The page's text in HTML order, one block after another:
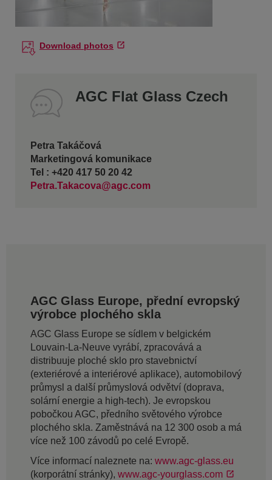
Download photos
AGC Flat Glass Czech
Petra Takáčová
Marketingová komunikace
Tel : +420 417 50 20 42
Petra.Takacova@agc.com
AGC Glass Europe, přední evropský
výrobce plochého skla
AGC Glass Europe se sídlem v belgickém
Louvain-La-Neuve vyrábí, zpracovává a
distribuuje ploché sklo pro stavebnictví
(exteriérové a interiérové aplikace), automobilový
průmysl a další průmyslová odvětví (doprava,
solární energie a high-tech). Je evropskou
pobočkou AGC, předního světového výrobce
plochého skla. Zaměstnává na 12 300 osob a má
více než 100 závodů po celé Evropě.
Více informací naleznete na: www.agc-glass.eu
(korporátní stránky), www.agc-yourglass.com